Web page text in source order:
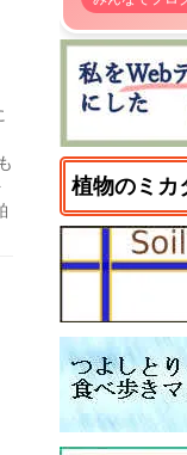
植物のミカ